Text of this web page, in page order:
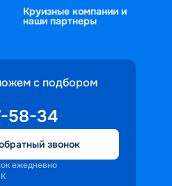
Круизные компании и
наши партнеры
с подбором
58-34
звонок
ежедневно